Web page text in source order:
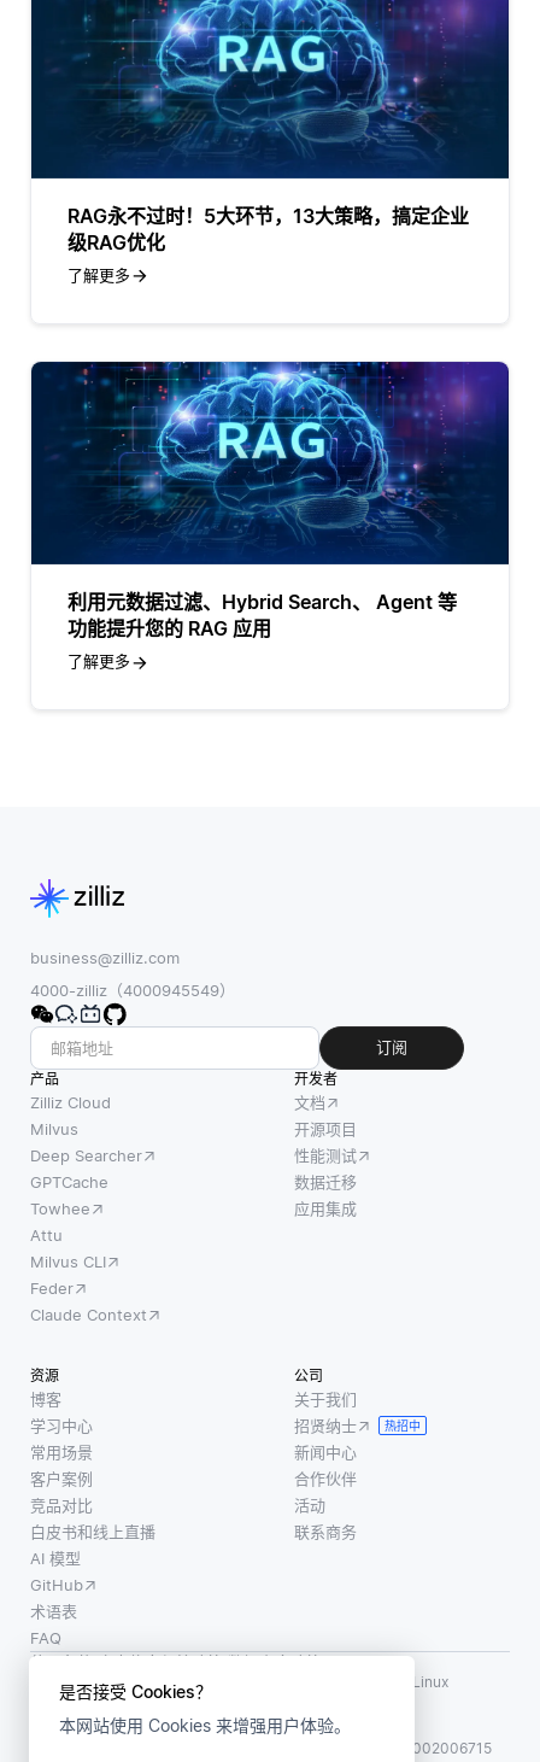
是否接受 Cookies？
本网站使用 Cookies 来增强用户体验。
RAG永不过时！5大环节，13大策略，搞定企业
级RAG优化
了解更多
利用元数据过滤、Hybrid Search、 Agent 等
功能提升您的 RAG 应用
了解更多
business@zilliz.com
4000-zilliz（4000945549）
订阅
产品
Zilliz Cloud
Milvus
Deep Searcher
GPTCache
Towhee
Attu
Milvus CLI
Feder
Claude Context
开发者
文档
开源项目
性能测试
数据迁移
应用集成
资源
博客
学习中心
常用场景
客户案例
竞品对比
白皮书和线上直播
AI 模型
GitHub
术语表
FAQ
公司
关于我们
招贤纳士
热招中
新闻中心
合作伙伴
活动
联系商务
使用条款·个人信息保护政策·数据安全政策
LF AI、LF AI & Data、Milvus，以及相关的开源项目名称为 Linux
Foundation 所有商标
版权所有 ©2026 上海赜睿信息科技有限公司保留所有权利
沪公网安备31011002006715